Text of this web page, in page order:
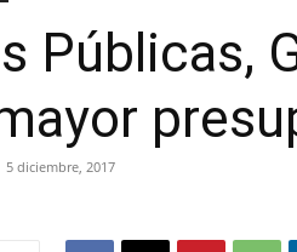
Públicas,
5 diciembre, 2017